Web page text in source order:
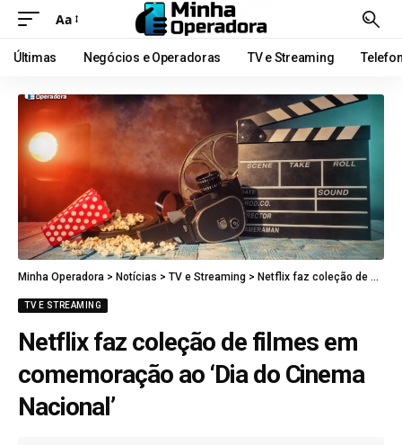
Aa
Últimas Negócios e Operadoras TV e Streaming
Minha Operadora > Notícias > TV e Streaming > Netflix faz coleção de filmes em comemoração ao ‘Dia do Cinema Nacional’
TV E STREAMING
Netflix faz coleção de filmes em
comemoração ao ‘Dia do Cinema
Nacional’